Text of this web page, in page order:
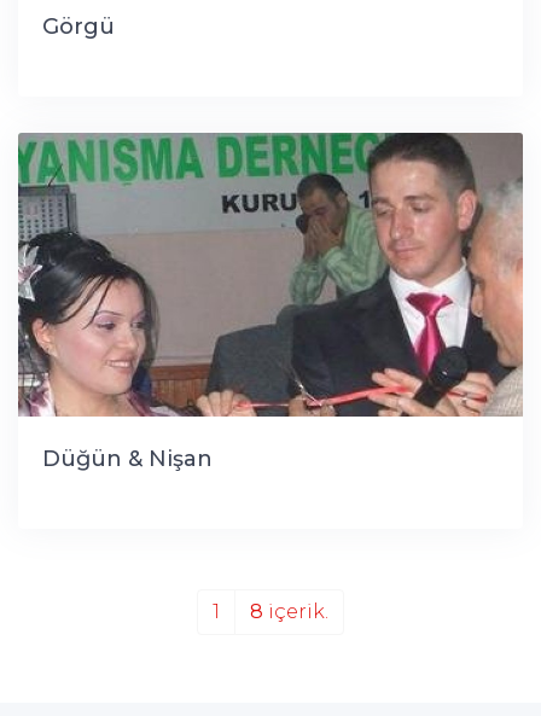
Görgü
Düğün & Nişan
1 8 içerik.